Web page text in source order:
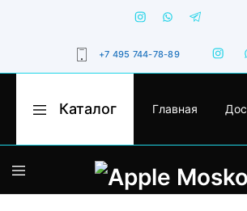
+7 495 744-78-89
Apple
Оригинальная
гарантией,
доставкой
по
Каталог Главная